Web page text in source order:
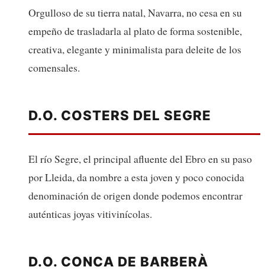
Orgulloso de su tierra natal, Navarra, no cesa en su
empeño de trasladarla al plato de forma sostenible,
creativa, elegante y minimalista para deleite de los
comensales.
D.O. COSTERS DEL SEGRE
El río Segre, el principal afluente del Ebro en su paso
por Lleida, da nombre a esta joven y poco conocida
denominación de origen donde podemos encontrar
auténticas joyas vitivinícolas.
D.O. CONCA DE BARBERÀ